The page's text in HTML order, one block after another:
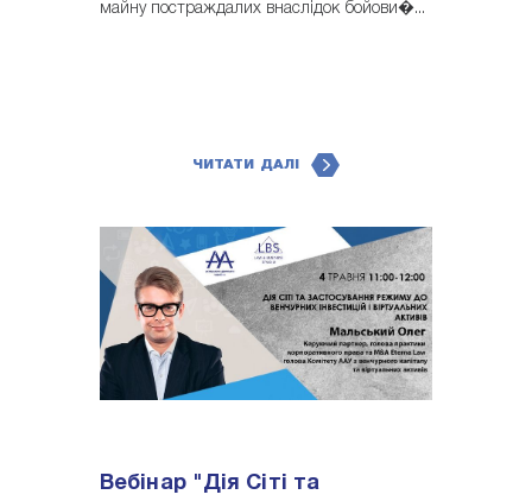
майну постраждалих внаслідок бойови�...
ЧИТАТИ ДАЛІ
Вебінар "Дія Сіті та